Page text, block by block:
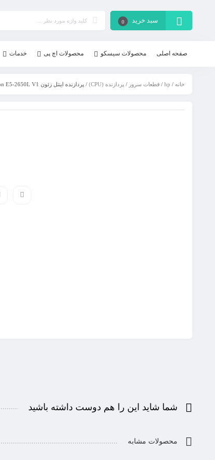
سبد خرید 0
صفحه اصلی محصولات سیسکو محصولات اچ پی خدمات
خانه /
hp
/ قطعات سرور / پردازنده (CPU) / پردازنده اینتل زئون Intel Xeon E5-2650L V1
شما شاید این را هم دوست داشته باشید
محصولات مشابه